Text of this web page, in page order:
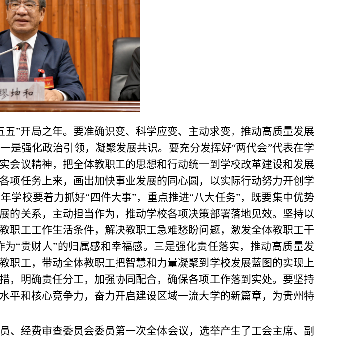
”开局之年。要准确识变、科学应变、主动求变，推动高质量发展
是强化政治引领，凝聚发展共识。要充分发挥好“两代会”代表在学
会议精神，把全体教职工的思想和行动统一到学校改革建设和发展
项任务上来，画出加快事业发展的同心圆，以实际行动努力开创学
校要着力抓好“四件大事”，重点推进“八大任务”，既要集中优势
的关系，主动担当作为，推动学校各项决策部署落地见效。坚持以
职工工作生活条件，解决教职工急难愁盼问题，激发全体教职工干
“贵财人”的归属感和幸福感。三是强化责任落实，推动高质量发
职工，带动全体教职工把智慧和力量凝聚到学校发展蓝图的实现上
，明确责任分工，加强协同配合，确保各项工作落到实处。要坚持
平和核心竞争力，奋力开启建设区域一流大学的新篇章，为贵州特
、经费审查委员会委员第一次全体会议，选举产生了工会主席、副